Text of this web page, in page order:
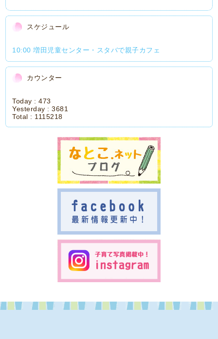
スケジュール
10:00 増田児童センター・スタバで親子カフェ
カウンター
Today :473
Yesterday :3681
Total : 1115218